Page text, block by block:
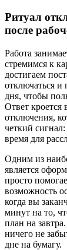
Ритуал
после
Работа
стремимся к
достигаем
отключаться и
дня, чтобы
Ответ кроется
отключения,
четкий
время для
Одним из
является
просто
возможность
когда вы
минут на то,
план на
ничего не
дне на бумагу.